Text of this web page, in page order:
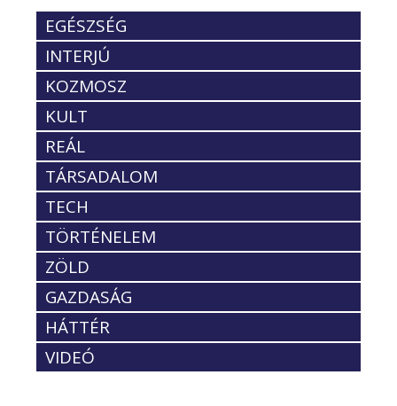
EGÉSZSÉG
INTERJÚ
KOZMOSZ
KULT
REÁL
TÁRSADALOM
TECH
TÖRTÉNELEM
ZÖLD
GAZDASÁG
HÁTTÉR
VIDEÓ